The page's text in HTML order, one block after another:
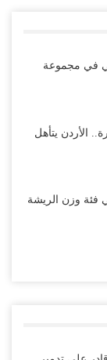
عربي في مجموعة
الأردن يتأهل
فئة وزن الريشة